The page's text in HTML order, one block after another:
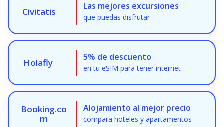
Civitatis Las mejores excursiones
que puedas disfrutar
Holafly 5% de descuento
en tu eSIM para tener internet
Booking.co
m
Alojamiento al mejor precio
compara hoteles y apartamentos